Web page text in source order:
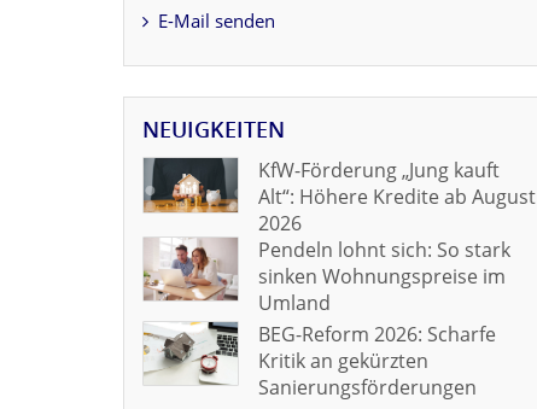
E-Mail senden
NEUIGKEITEN
KfW-Förderung „Jung kauft
Alt“: Höhere Kredite ab August
2026
Pendeln lohnt sich: So stark
sinken Wohnungspreise im
Umland
BEG-Reform 2026: Scharfe
Kritik an gekürzten
Sanierungsförderungen